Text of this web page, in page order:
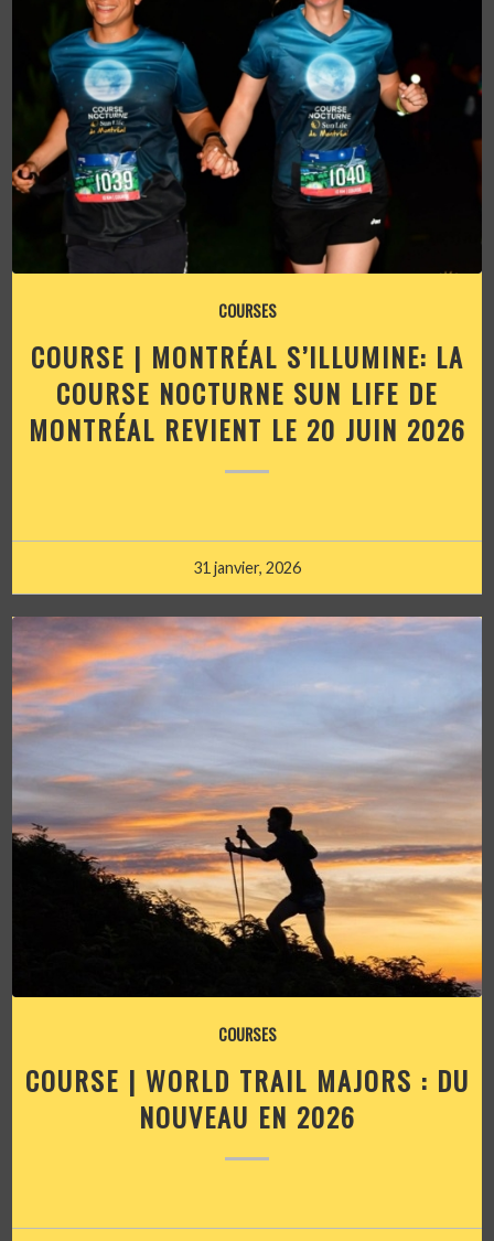
COURSES
COURSE | MONTRÉAL S’ILLUMINE: LA
COURSE NOCTURNE SUN LIFE DE
MONTRÉAL REVIENT LE 20 JUIN 2026
31 janvier, 2026
COURSES
COURSE | WORLD TRAIL MAJORS : DU
NOUVEAU EN 2026